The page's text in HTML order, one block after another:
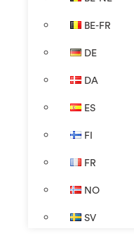
BE-FR
DE
DA
ES
FI
FR
NO
SV